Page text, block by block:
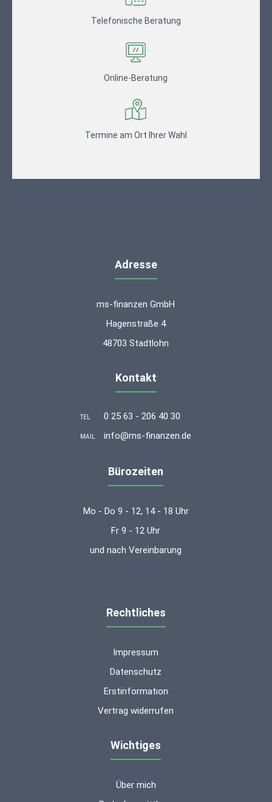
Telefonische Beratung
Online-Beratung
Termine am Ort Ihrer Wahl
Adresse
ms-finanzen GmbH
Hagenstraße 4
48703 Stadtlohn
Kontakt
TEL 0 25 63 - 206 40 30
MAIL info@ms-finanzen.de
Bürozeiten
Mo - Do 9 - 12, 14 - 18 Uhr
Fr 9 - 12 Uhr
und nach Vereinbarung
Rechtliches
Impressum
Datenschutz
Erstinformation
Vertrag widerrufen
Wichtiges
Über mich